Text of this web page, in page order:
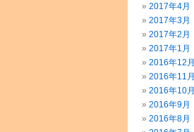
2017年4月
2017年3月
2017年2月
2017年1月
2016年12月
2016年11月
2016年10月
2016年9月
2016年8月